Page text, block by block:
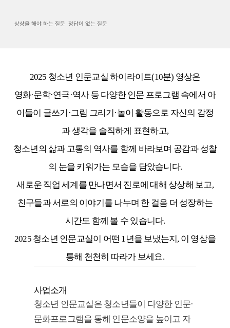
2025 청소년 인문교실 하이라이트(10분) 영상은
영화·문학·연극·역사 등 다양한 인문 프로그램 속에서 아
이들이 글쓰기·그림 그리기·놀이 활동으로 자신의 감정
과 생각을 솔직하게 표현하고,
청소년의 삶과 고통의 역사를 함께 바라보며 공감과 성찰
의 눈을 키워가는 모습을 담았습니다.
새로운 직업 세계를 만나면서 진로에 대해 상상해 보고,
친구들과 서로의 이야기를 나누며 한 걸음 더 성장하는
시간도 함께 볼 수 있습니다.
2025 청소년 인문교실이 어떤 1년을 보냈는지, 이 영상을
통해 천천히 따라가 보세요.
사업소개
청소년 인문교실은 청소년들이 다양한 인문·
문화프로그램을 통해 인문소양을 높이고 자